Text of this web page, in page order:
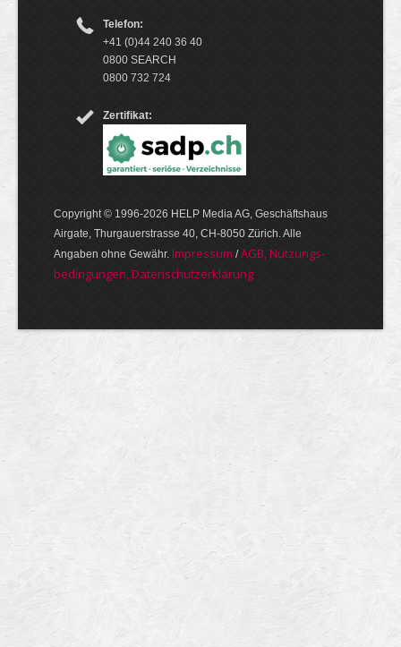
Telefon:
+41 (0)44 240 36 40
0800 SEARCH
0800 732 724
Zertifikat:
Copyright © 1996-2026 HELP Media AG, Geschäftshaus
Airgate, Thurgauer­strasse 40, CH-8050 Zürich. Alle
Angaben ohne Gewähr. Im­pres­sum /AGB, Nut­zungs­
bedin­gungen, Daten­schutz­er­klärung